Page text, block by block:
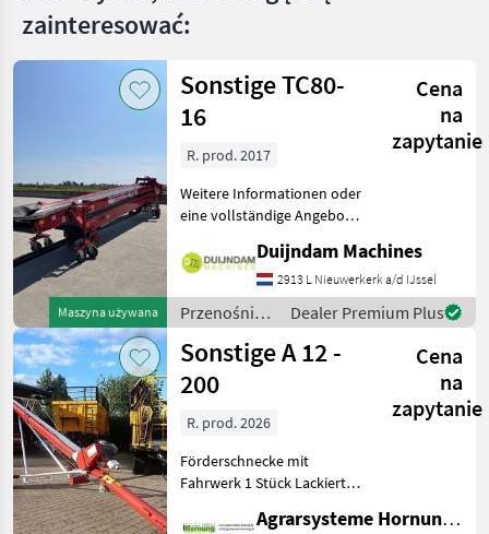
zainteresować:
Maszyna używana
Sonstige TC80-
16
Cena
na
zapytanie
R. prod. 2017
Weitere Informationen oder
eine vollständige Angebot?
schnell an auf unsere
Duijndam Machines
Website! Sie können uns
auch anrufen.Alle zu
Duijndam Machines
2913 L Nieuwerkerk a/d IJssel
Przenośniki
/ Sonstige
Dealer Premium Plus
Sonstige A 12 -
200
Cena
na
zapytanie
R. prod. 2026
Förderschnecke mit
Fahrwerk 1 Stück Lackierte
12.30 m – Durchmesser 200
Agrarsysteme Hornung GmbH & Co. KG